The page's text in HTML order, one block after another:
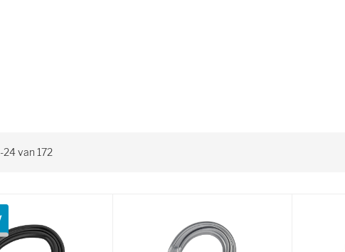
-24van 172